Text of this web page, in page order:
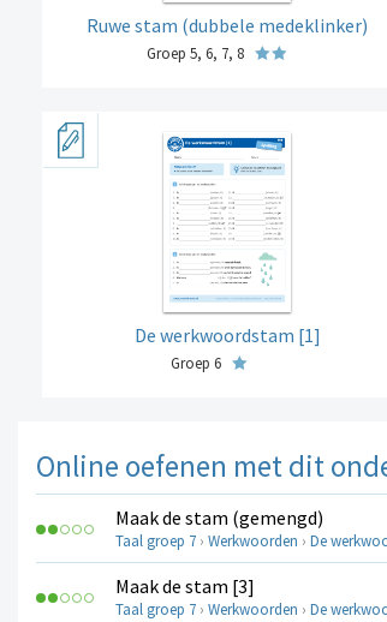
Ruwe stam (dubbele medeklinker)
Groep 5, 6, 7, 8
De werkwoordstam [1]
Groep 6
Online oefenen met dit
Maak de stam (gemengd)
Taal groep 7 › Werkwoorden › De
Maak de stam [3]
Taal groep 7 › Werkwoorden › De